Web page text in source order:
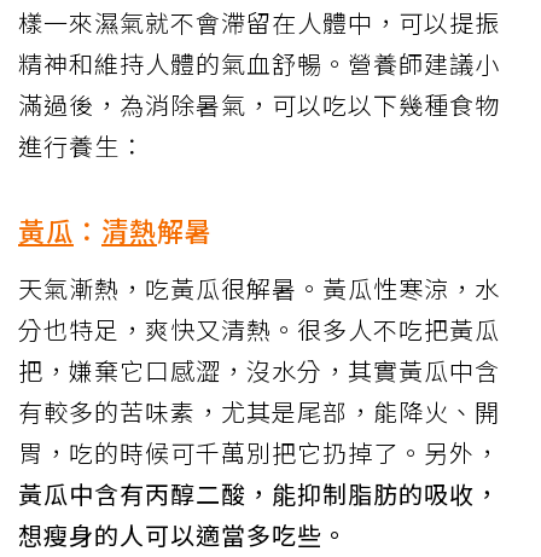
樣一來濕氣就不會滯留在人體中，可以提振
精神和維持人體的氣血舒暢。營養師建議小
滿過後，為消除暑氣，可以吃以下幾種食物
進行養生：
黃瓜 ： 清熱解暑
天氣漸熱，吃黃瓜很解暑。黃瓜性寒涼，水
分也特足，爽快又清熱。很多人不吃把黃瓜
把，嫌棄它口感澀，沒水分，其實黃瓜中含
有較多的苦味素，尤其是尾部，能降火、開
胃，吃的時候可千萬別把它扔掉了。另外，
黃瓜中含有丙醇二酸，能抑制脂肪的吸收，
想瘦身的人可以適當多吃些。